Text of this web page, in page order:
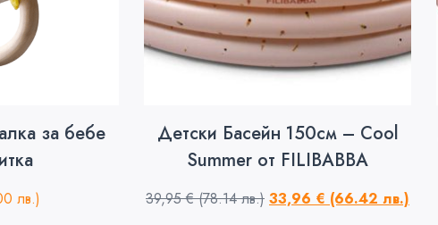
за бебе
лв.)
Детски Басейн 150см – Cool
Summer от FILIBABBA
39,95€ (78.14 лв.) 33,96 € (66.42 лв.)